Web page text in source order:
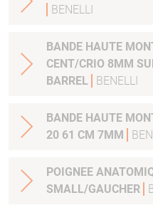
BENELLI
BANDE HAUTE
CENT/CRIO 8MM
BARREL
BENELLI
BANDE HAUTE
20 61 CM 7MM
POIGNEE
SMALL/GAUCHER